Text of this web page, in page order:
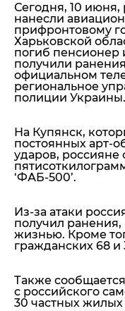
Сегодня, 10 июня,
нанесли
прифронтовому
Харьковской
погиб пенсионер
получили
официальном
региональное
полиции Украины.
На Купянск,
постоянных арт-
ударов, россияне
‘ФАБ-500’.
Из-за атаки
получил
жизнью. Кроме
гражданских 68 и
Также
с российского
30 частных